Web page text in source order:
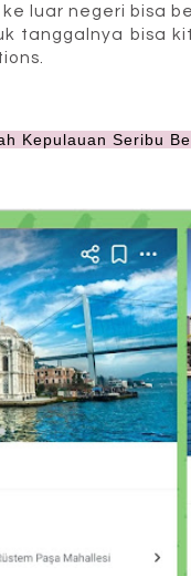
luar negeri bisa
tanggalnya bisa
Kepulauan Seribu